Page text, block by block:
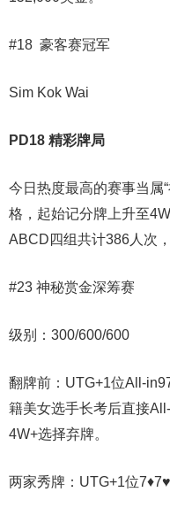
#18 豪客赛冠军
Sim Kok Wai
PD18 精彩牌局
今日热度最高的赛事当属
格，起始记分牌上升至
ABCD四组共计386人次
#23 神秘赏金深筹赛
级别：300/600/600
翻牌前：UTG+1位All-
籍美女选手长考后直接
4W+选择弃牌。
两家秀牌：UTG+1位